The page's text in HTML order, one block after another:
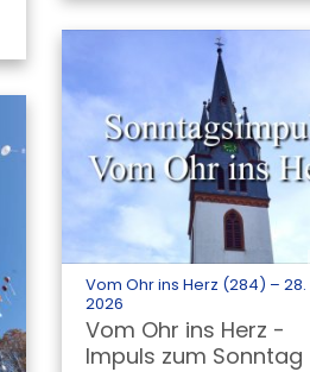
Vom Ohr ins Herz (284) – 28.
2026:
Vom Ohr ins Herz -
Impuls zum Sonntag